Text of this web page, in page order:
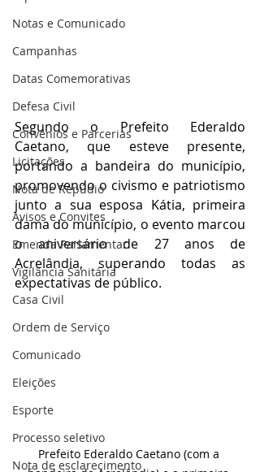
Notas e Comunicado
Campanhas
Datas Comemorativas
Defesa Civil
Convênios e Parcerias
Licitações
Nota de Repúdio
Avisos e Convites
Emenda Parlamentar
Vigilância Sanitária
Casa Civil
Ordem de Serviço
Comunicado
Eleições
Esporte
Processo seletivo
Nota de esclarecimento
Segundo o Prefeito Ederaldo
Caetano, que esteve presente,
portando a bandeira do município,
promovendo o civismo e patriotismo
junto a sua esposa Kátia, primeira
dama do município, o evento marcou
o aniversário de 27 anos de
Acrelândia, superando todas as
expectativas de público.
Prefeito Ederaldo Caetano (com a